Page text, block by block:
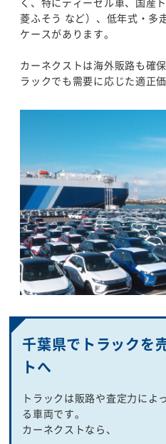
菱ふそう など）、低年式・多
ケースがあります。
カーネクストは海外販路も確
ラックでも需要に応じた適正
千葉県でトラックを
トへ
トラックは販路や査定力によ
る車両です。
カーネクストなら、